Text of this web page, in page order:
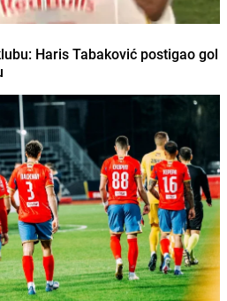
Haris Tabaković postigao gol